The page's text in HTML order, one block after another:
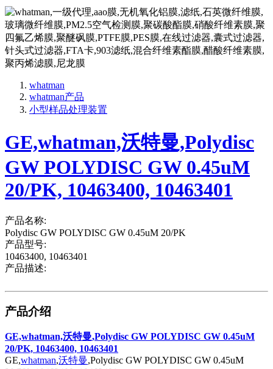
whatman
whatman产品
小型样品处理装置
GE,whatman,沃特曼,Polydisc
GW POLYDISC GW 0.45uM
20/PK, 10463400, 10463401
产品名称:
Polydisc GW POLYDISC GW 0.45uM 20/PK
产品型号:
10463400, 10463401
产品描述:
产品介绍
GE,whatman,沃特曼,Polydisc GW POLYDISC GW 0.45uM
20/PK, 10463400, 10463401
GE,whatman,沃特曼,Polydisc GW POLYDISC GW 0.45uM